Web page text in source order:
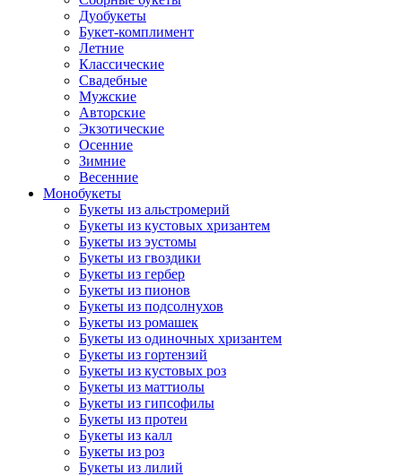
Дуобукеты
Букет-комплимент
Летние
Классические
Свадебные
Мужские
Авторские
Экзотические
Осенние
Зимние
Весенние
Монобукеты
Букеты из альстромерий
Букеты из кустовых хризантем
Букеты из эустомы
Букеты из гвоздики
Букеты из гербер
Букеты из пионов
Букеты из подсолнухов
Букеты из ромашек
Букеты из одиночных хризантем
Букеты из гортензий
Букеты из кустовых роз
Букеты из маттиолы
Букеты из гипсофилы
Букеты из протеи
Букеты из калл
Букеты из роз
Букеты из лилий